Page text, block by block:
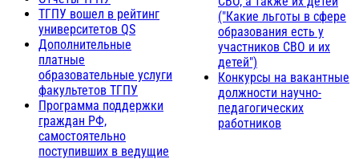
ТГПУ вошел в рейтинг
университетов QS
Дополнительные
платные
образовательные услуги
факультетов ТГПУ
Программа поддержки
граждан РФ,
самостоятельно
поступивших в ведущие
("Какие льготы в сфере
образования есть у
участников СВО и их
детей")
Конкурсы на вакантные
должности научно-
педагогических
работников